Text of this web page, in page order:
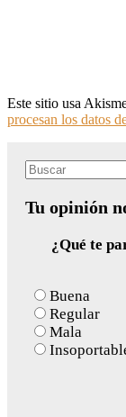
Este sitio usa
procesan los datos
Search
Tu opinión
¿Qué te
Buena
Regular
Mala